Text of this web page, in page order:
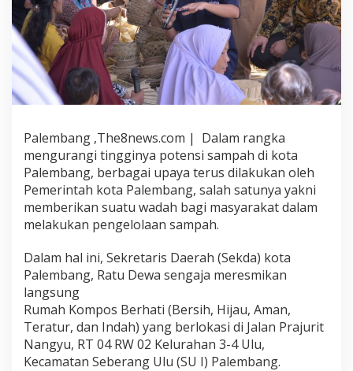
Palembang ,The8news.com | Dalam rangka
mengurangi tingginya potensi sampah di kota
Palembang, berbagai upaya terus dilakukan oleh
Pemerintah kota Palembang, salah satunya yakni
memberikan suatu wadah bagi masyarakat dalam
melakukan pengelolaan sampah.
Dalam hal ini, Sekretaris Daerah (Sekda) kota
Palembang, Ratu Dewa sengaja meresmikan
langsung
Rumah Kompos Berhati (Bersih, Hijau, Aman,
Teratur, dan Indah) yang berlokasi di Jalan Prajurit
Nangyu, RT 04 RW 02 Kelurahan 3-4 Ulu,
Kecamatan Seberang Ulu (SU I) Palembang.